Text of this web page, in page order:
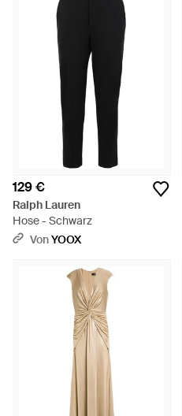
129 €
Ralph Lauren
Hose - Schwarz
VonYOOX